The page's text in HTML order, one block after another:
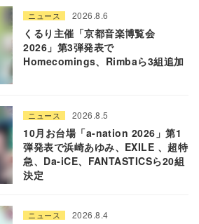
ニュース 2026.8.6
くるり主催「京都音楽博覧会
2026」第3弾発表で
Homecomings、Rimbaら3組追加
ニュース 2026.8.5
10月お台場「a-nation 2026」第1
弾発表で浜崎あゆみ、EXILE 、超特
急、Da-iCE、FANTASTICSら20組
決定
ニュース 2026.8.4